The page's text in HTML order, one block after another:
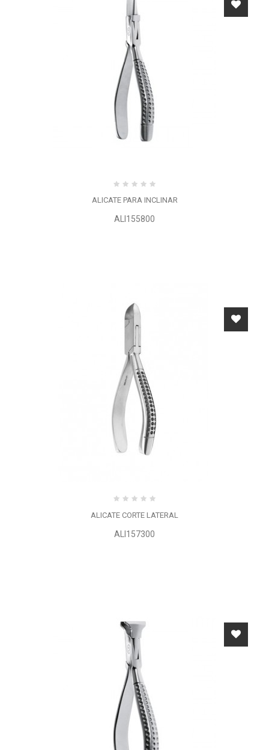
ALICATE PARA INCLINAR
ALI155800
ALICATE CORTE LATERAL
ALI157300